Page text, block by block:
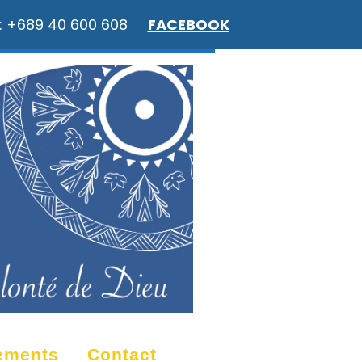
Contact
: +689 40 600 608 FACEBOOK